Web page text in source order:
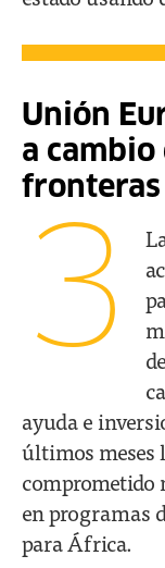
Unión
a cambio
fronteras
3
ayuda e
últimos meses
comprometido
en programas
para África.